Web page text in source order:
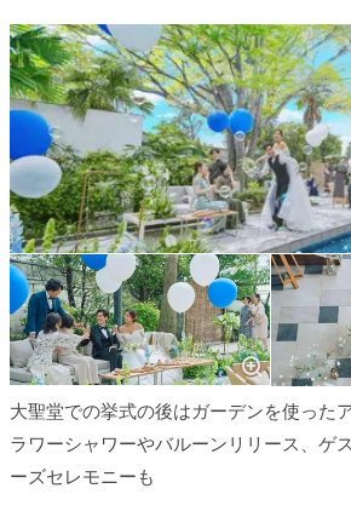
大聖堂での挙式の後はガーデンを使った
ラワーシャワーやバルーンリリース、ゲ
ーズセレモニーも